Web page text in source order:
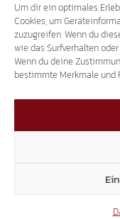
Um dir ein optimales
Cookies, um
zuzugreifen. Wenn du
wie das Surfverhalten
Wenn du deine
bestimmte Merkmale und
LÄCHERLICHE
SVP
WAHLKREIS-